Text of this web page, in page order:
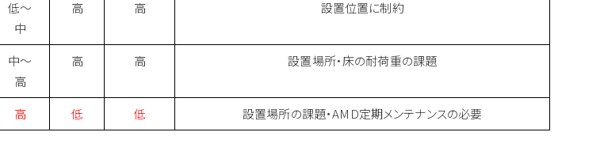
低～
中
高 高 設置位置に制約
中～
高
高 高 設置場所・床の耐荷重の課題
高 低 低 設置場所の課題・AMD定期メンテナンスの必要